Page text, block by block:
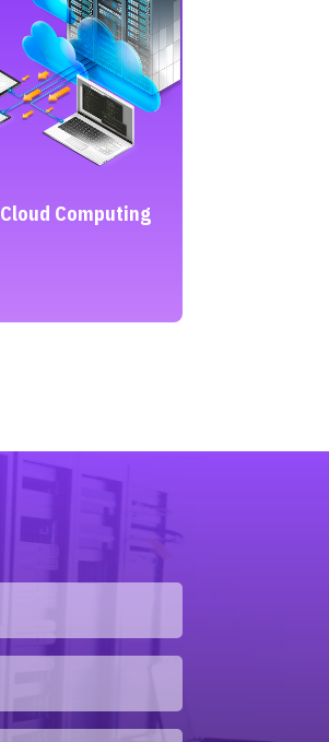
Cloud Computing